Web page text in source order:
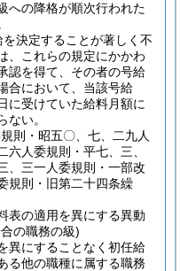
への降格が順次行われた
決定することが著しく不
、これらの規定にかかわ
認を得て、その者の号給
合において、当該号給
に受けていた給料月額に
ない。
則・昭五〇、七、二九人
人委規則・平七、三、
、三一人委規則・一部改
規則・旧第二十四条繰
表の適用を異にする異動
の職務の級)
異にすることなく初任給
る他の職種に属する職務